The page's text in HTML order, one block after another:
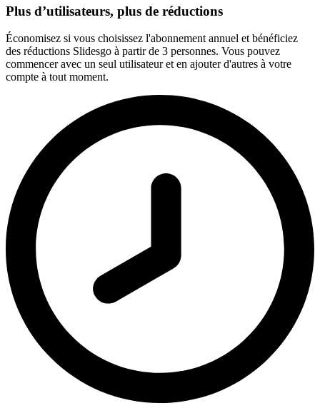
Plus d’utilisateurs, plus de réductions
Économisez si vous choisissez l'abonnement annuel et bénéficiez
des réductions Slidesgo à partir de 3 personnes. Vous pouvez
commencer avec un seul utilisateur et en ajouter d'autres à votre
compte à tout moment.